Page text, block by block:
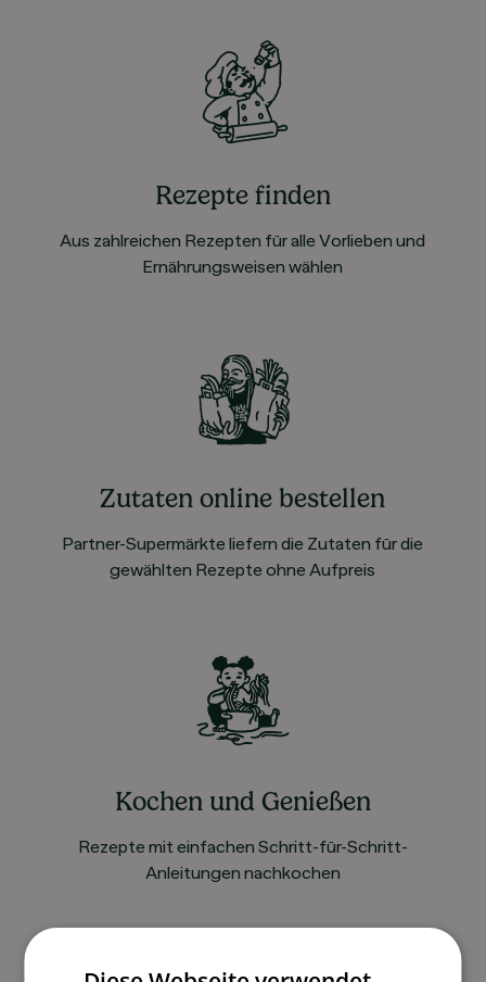
Rezepte finden
Aus zahlreichen Rezepten für alle Vorlieben und
Ernährungsweisen wählen
Zutaten online bestellen
Partner-Supermärkte liefern die Zutaten für die
gewählten Rezepte ohne Aufpreis
Kochen und Genießen
Rezepte mit einfachen Schritt-für-Schritt-
Anleitungen nachkochen
So funktioniert’s